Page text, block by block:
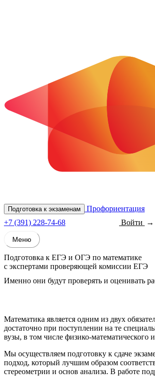
Подготовка к экзаменам
Профориентация
+7 (391) 228-74-68
Войти
Меню
Подготовка к ЕГЭ и ОГЭ по математике
c экспертами проверяющей комиссии ЕГЭ
Именно они будут проверять и оценивать
Математика является одним из двух
достаточно при поступлении на те
вузы, в том числе физико-математического
Мы осуществляем подготовку к сдаче
подход, который лучшим образом
стереометрии и основ анализа. В работе